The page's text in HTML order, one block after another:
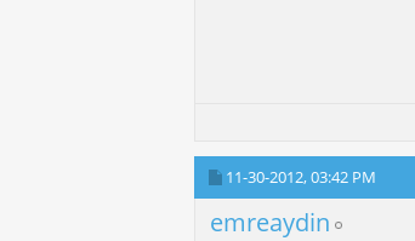
11-30-2012,03:42 PM
emreaydin